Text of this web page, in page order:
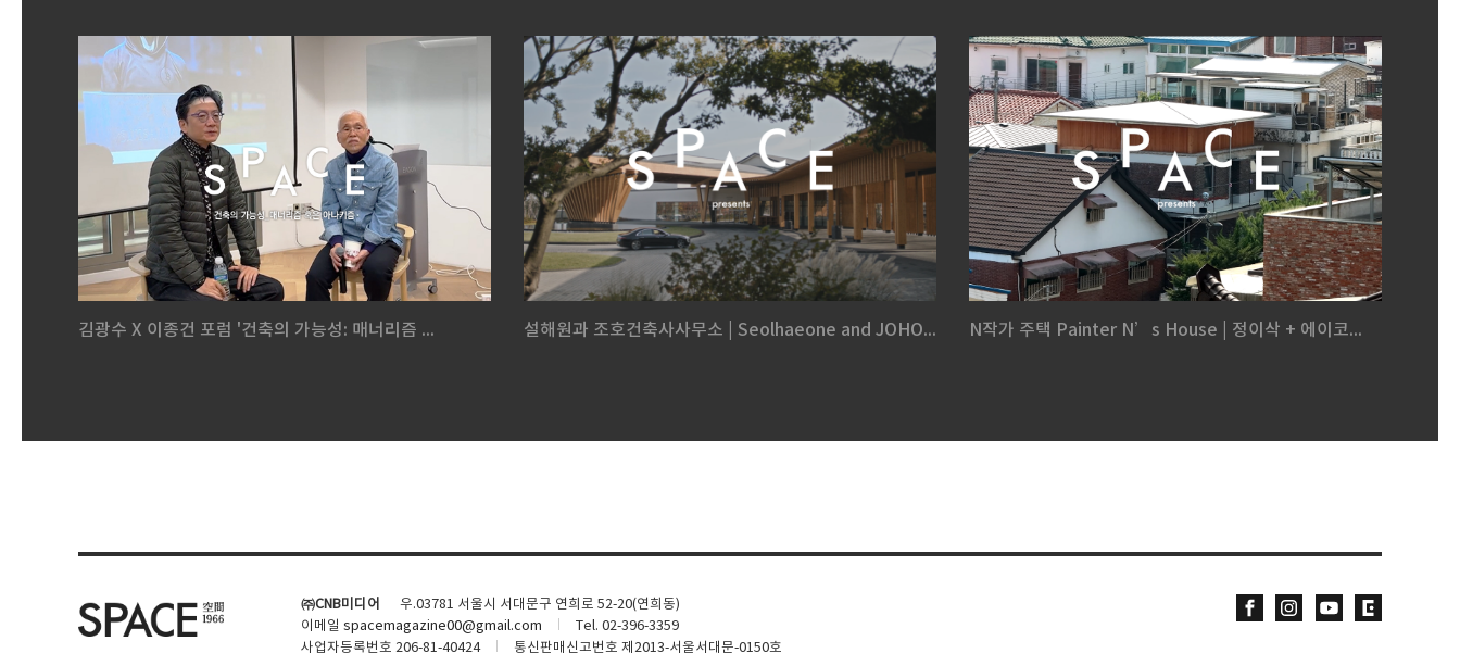
김광수 X 이종건 포럼 '건축의 가능성: 매너리즘 ... 설해원과 조호건축사사무소 | Seolhaeone and JOHO... N작가 주택 Painter N’s House | 정이삭 + 에이코...
㈜CNB미디어
우.03781 서울시 서대문구 연희로 52-20(연희동)
이메일 spacemagazine00@gmail.com
Tel. 02-396-3359
사업자등록번호 206-81-40424
통신판매신고번호 제2013-서울서대문-0150호